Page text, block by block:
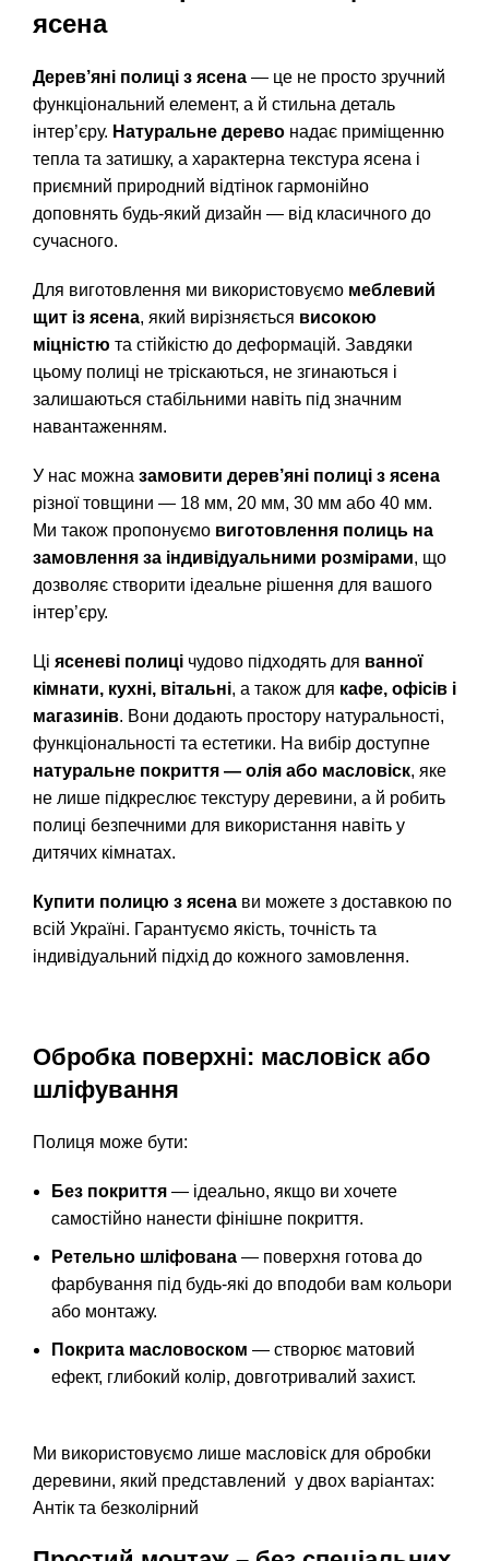
ясена
Дерев’яні полиці з ясена — це не просто зручний
функціональний елемент, а й стильна деталь
інтер’єру. Натуральне дерево надає приміщенню
тепла та затишку, а характерна текстура ясена і
приємний природний відтінок гармонійно
доповнять будь-який дизайн — від класичного до
сучасного.
Для виготовлення ми використовуємо меблевий
щит із ясена, який вирізняється високою
міцністю та стійкістю до деформацій. Завдяки
цьому полиці не тріскаються, не згинаються і
залишаються стабільними навіть під значним
навантаженням.
У нас можна замовити дерев’яні полиці з ясена
різної товщини — 18 мм, 20 мм, 30 мм або 40 мм.
Ми також пропонуємо виготовлення полиць на
замовлення за індивідуальними розмірами, що
дозволяє створити ідеальне рішення для вашого
інтер’єру.
Ці ясеневі полиці чудово підходять для ванної
кімнати, кухні, вітальні, а також для кафе, офісів і
магазинів. Вони додають простору натуральності,
функціональності та естетики. На вибір доступне
натуральне покриття — олія або масловіск, яке
не лише підкреслює текстуру деревини, а й робить
полиці безпечними для використання навіть у
дитячих кімнатах.
Купити полицю з ясена ви можете з доставкою по
всій Україні. Гарантуємо якість, точність та
індивідуальний підхід до кожного замовлення.
Обробка поверхні: масловіск або
шліфування
Полиця може бути:
Без покриття — ідеально, якщо ви хочете
самостійно нанести фінішне покриття.
Ретельно шліфована — поверхня готова до
фарбування під будь-які до вподоби вам кольори
або монтажу.
Покрита масловоском — створює матовий
ефект, глибокий колір, довготривалий захист.
Ми використовуємо лише масловіск для обробки
деревини, який представлений у двох варіантах:
Антік та безколірний